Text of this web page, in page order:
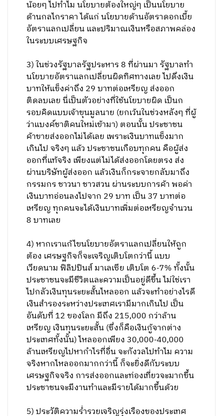
น้อยๆ ไปทำไม นโยบายต้องใหญ่ๆ เป็นนโยบาย
ด้านกลไกราคา ได้แก่ นโยบายด้านอัตราดอกเบี้ย
อัตราแลกเปลี่ยน และปริมาณเงินหรือสภาพคล่อง
ในระบบเศรษฐกิจ
3) ในช่วงรัฐบาลรัฐประหาร 8 ที่ผ่านมา รัฐบาลทำ
นโยบายอัตราแลกเปลี่ยนผิดทิศทางเลย​ ไปดึงเงิน
บาทให้แข็งค่าถึง 29 บาทต่อเหรียญ ส่งออก
ติดลบเลย นี่เป็นตัวอย่างที่ใช้นโยบายผิด เป็นก
รอบคิดแบบเจ้าขุนมูลนาย (ยกเว้นในช่วงหลังๆ ที่ผู้
ว่าแบงค์ชาติคนใหม่เข้ามา) ตอนนั้น ประชาชน
ค้าขายส่งออกไม่ได้เลย เพราะเงินบาทแข็งมาก
เกินไป จริงๆ แล้ว ประชาชนเกือบทุกคน คือผู้ส่ง
ออกที่แท้จริง เพียงแต่ไม่ได้ส่งออกโดยตรง ส่ง
ผ่านบริษัทผู้ส่งออก แล้วเงินก็กระจายกลับมาถึง
กรรมกร ชาวนา ชาวสวน ผ่านระบบการค้า พอค่า
เงินบาทอ่อนลงไปจาก 29 บาท เป็น 37 บาทต่อ
เหรียญ ทุกคนจะได้เงินบาทเพิ่มต่อเหรียญจำนวน
8 บาทเลย
4) หากเราแก้ไขนโยบายอัตราแลกเปลี่ยนให้ถูก
ต้อง เศรษฐกิจก็จะเจริญเติบโตกว่านี้ แบบ
เวียดนาม ฟิลิปปินส์ มาเลเซีย เติบโต 6-7% ทั้งนั้น
ประชาชนจะมีชีวิตและความเป็นอยู่ดีขึ้น ไม่ใช่เรา
ไปกลัวเงินทุนระยะสั้นไหลออก แล้วจะทำอย่างไรดี
เงินสำรองระหว่างประเทศเรามีมากเกินไป เป็น
อันดับที่ 12 ของโลก มีถึง 215,000 กว่าล้าน
เหรียญ เงินทุนระยะสั้น (ซึ่งก็คือเงินกู้จากต่าง
ประเทศทั้งนั้น) ไหลออกเพียง 30,000-40,000
ล้านเหรียญไปหากำไรที่อื่น จะกังวลไปทำไม ความ
จริงหากไหลออกมากกว่านี้ ก็จะยิ่งดีกับระบบ
เศรษฐกิจจริง​ การส่งออกและท่องเที่ยวจะ​มากขึ้น​
ประชาชนจะมีงานทำและมีรายได้มากขึ้นด้วย
5) ประวัติความร่ำรวยเจริญรุ่งเรืองของประเทศ